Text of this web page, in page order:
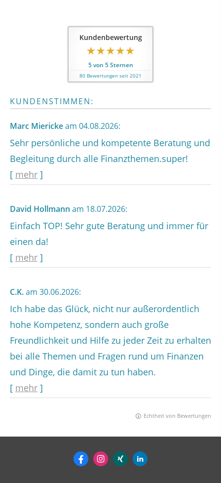
Kundenbewertung
5von 5Sternen
80 Bewertungen seit 2021
KUNDENSTIMMEN:
Marc Mierickeam 04.08.2026:
Sehr persönliche und kompetente Beratung und
Begleitung durch alle Finanzthemen.super!
[ mehr ]
David Hollmann am 18.07.2026:
Einfach TOP! Sehr gute Beratung und immer für
einen da!
[ mehr ]
C.K.am 30.06.2026:
Ich habe das Glück, nicht nur außerordentlich
hohe Kompetenz, sondern auch große
Freundlichkeit und Hilfe zu jeder Zeit zu erhalten
bei alle Themen und Fragen rund um Finanzen
und Dinge, die damit zu tun haben.
[ mehr ]
Echtheit von Bewertungen